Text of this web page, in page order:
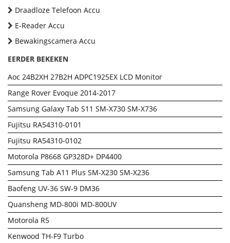
Draadloze Telefoon Accu
E-Reader Accu
Bewakingscamera Accu
EERDER BEKEKEN
Aoc 24B2XH 27B2H ADPC1925EX LCD Monitor
Range Rover Evoque 2014-2017
Samsung Galaxy Tab S11 SM-X730 SM-X736
Fujitsu RA54310-0101
Fujitsu RA54310-0102
Motorola P8668 GP328D+ DP4400
Samsung Tab A11 Plus SM-X230 SM-X236
Baofeng UV-36 SW-9 DM36
Quansheng MD-800i MD-800UV
Motorola R5
Kenwood TH-F9 Turbo